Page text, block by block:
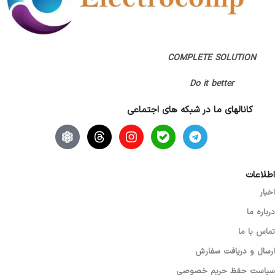
COMPLETE SOLUTION
Do it better
کانالهای ما در شبکه های اجتماعی
اطلاعات
اخبار
درباره ما
تماس با ما
ارسال و دریافت سفارش
سیاست حفظ حریم خصوصی